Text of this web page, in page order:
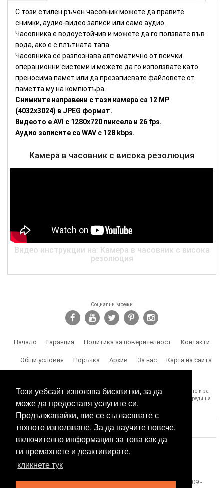
Този уебсайт използва бисквитки, за да
може да предоставя услугите си.
Продължавайки, вие се съгласявате с
тяхното използване. За да научите повече,
включително информация за това как да
ги премахнете и деактивирате,
кликнете тук
С този стилен ръчен часовник можете да правите
снимки, аудио-видео записи или само аудио.
Часовника е водоустойчив и можете да го ползвате във
вода, ако е с плътната тапа.
Часовника се разпознава автоматично от всички
операционни системи и можете да го използвате като
преносима памет или да презаписвате файловете от
паметта му на компютъра.
Снимките направени с тази камера са 12 МР
(4032х3024) в JPEG формат.
Видеото е AVI с 1280х720 пиксела и 26 fps.
Аудио записите са WAV с 128 kbps.
Камера в часовник с висока резолюция
Видео инструкции на: Камера в часовник с висока
резолюция
Социални мрежи
Начало Гаранция Политика за поверителност Контакти
Общи условия Поръчка Архив За нас Карта на сайта
SPY.BG Ви напомня, че носите отговорност за използването на продуктите и за
спазване на законите, както и за злоумишлени и незаконни действия, вреди на
трети лица и др.
Този сайт е собственост на БЕСТТЕХ ООД Copyright 2009 -